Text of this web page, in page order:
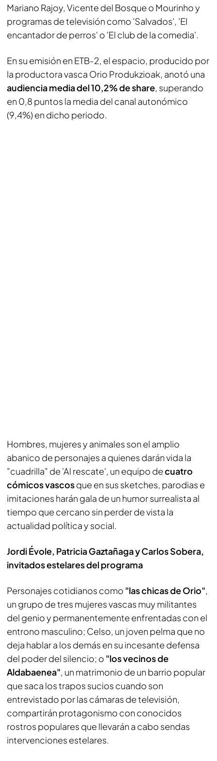
Mariano Rajoy, Vicente del Bosque o Mourinho y
programas de televisión como 'Salvados', 'El
encantador de perros' o 'El club de la comedia'.
En su emisión en ETB-2, el espacio, producido por
la productora vasca Orio Produkzioak, anotó una
audiencia media del 10,2% de share, superando
en 0,8 puntos la media del canal autonómico
(9,4%) en dicho periodo.
Hombres, mujeres y animales son el amplio
abanico de personajes a quienes darán vida la
"cuadrilla" de 'Al rescate', un equipo decuatro
cómicos vascosque en sus sketches, parodias e
imitaciones harán gala de un humor surrealista al
tiempo que cercano sin perder de vista la
actualidad política y social.
Jordi Évole, Patricia Gaztañaga y Carlos Sobera,
invitados estelares del programa
Personajes cotidianos como "las chicas de Orio",
un grupo de tres mujeres vascas muy militantes
del genio y permanentemente enfrentadas con el
entrono masculino; Celso, un joven pelma que no
deja hablar a los demás en su incesante defensa
del poder del silencio; o "los vecinos de
Aldabaenea", un matrimonio de un barrio popular
que saca los trapos sucios cuando son
entrevistado por las cámaras de televisión,
compartirán protagonismo con conocidos
rostros populares que llevarán a cabo sendas
intervenciones estelares.